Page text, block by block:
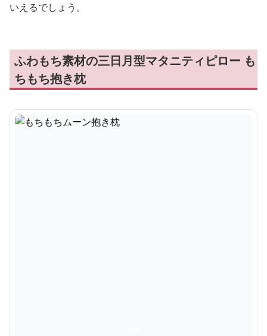
いえるでしょう。
ふわもち素材の三日月型マタニティピロー も
ちもち抱き枕